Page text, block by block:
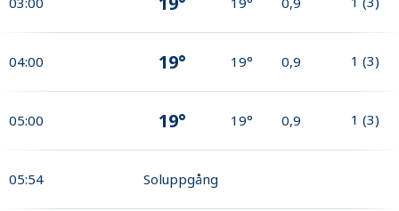
04:00 19° 19° 0,9 1 (3)
05:00 19° 19° 0,9 1 (3)
05:54 Soluppgång